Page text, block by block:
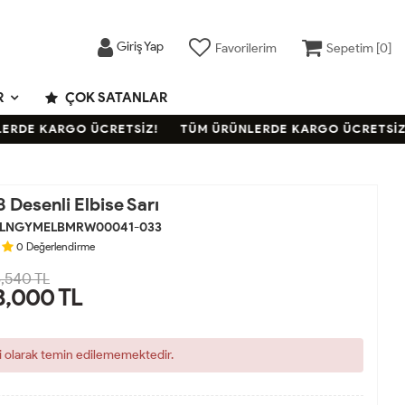
Giriş Yap Favorilerim Sepetim [0]
ÇOK SATANLAR
KARGO ÜCRETSİZ! TÜM ÜRÜNLERDE KARGO ÜCRETSİZ!
Desenli Elbise Sarı
033
0 Değerlendirme
TL
TL
olarak temin edilememektedir.